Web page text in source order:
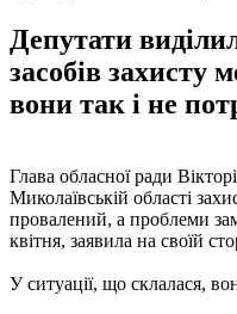
Депутати
засобів захисту
вони так і не
Глава обласної ради
Миколаївській області
провалений, а проблеми
квітня, заявила на своїй
У ситуації, що склалася,